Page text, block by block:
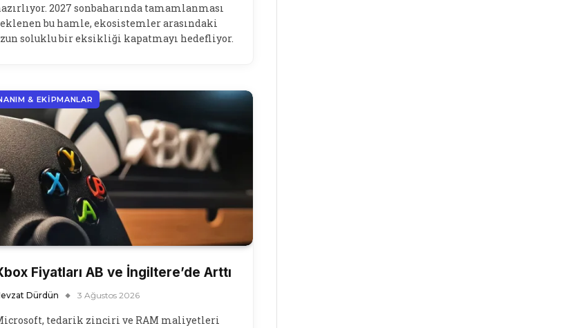
2027 sonbaharında tamamlanması
bu hamle, ekosistemler arasındaki
soluklu bir eksikliği kapatmayı hedefliyor.
& EKIPMANLAR
Fiyatları AB ve İngiltere’de Arttı
Dürdün 3 Ağustos 2026
tedarik zinciri ve RAM maliyetleri